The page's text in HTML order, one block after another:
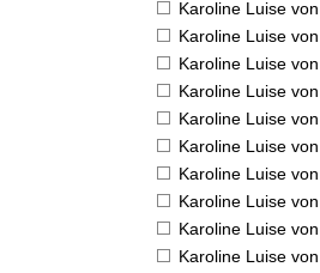
Karoline Luise
Karoline Luise
Karoline Luise
Karoline Luise
Karoline Luise
Karoline Luise
Karoline Luise
Karoline Luise
Karoline Luise
Karoline Luise